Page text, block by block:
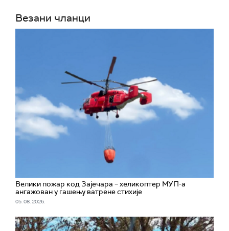
Везани чланци
Велики пожар код Зајечара – хеликоптер МУП-а
ангажован у гашењу ватрене стихије
05. 08. 2026.